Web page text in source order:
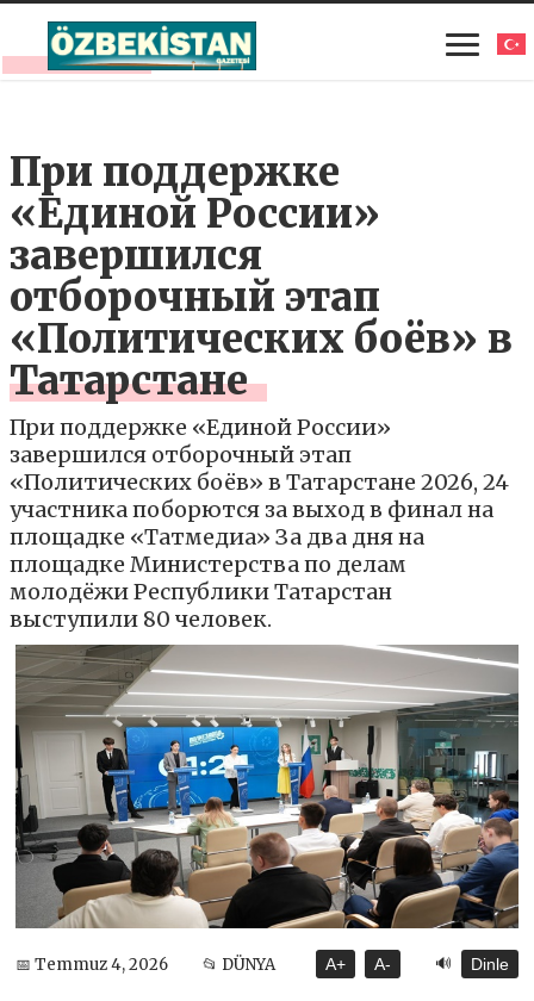
При поддержке
«Единой России»
завершился
отборочный этап
«Политических боёв» в
Татарстане
При поддержке «Единой России»
завершился отборочный этап
«Политических боёв» в Татарстане 2026, 24
участника поборются за выход в финал на
площадке «Татмедиа» За два дня на
площадке Министерства по делам
молодёжи Республики Татарстан
выступили 80 человек.
📅 Temmuz 4, 2026 📂 DÜNYA A+ A- 🔊 Dinle